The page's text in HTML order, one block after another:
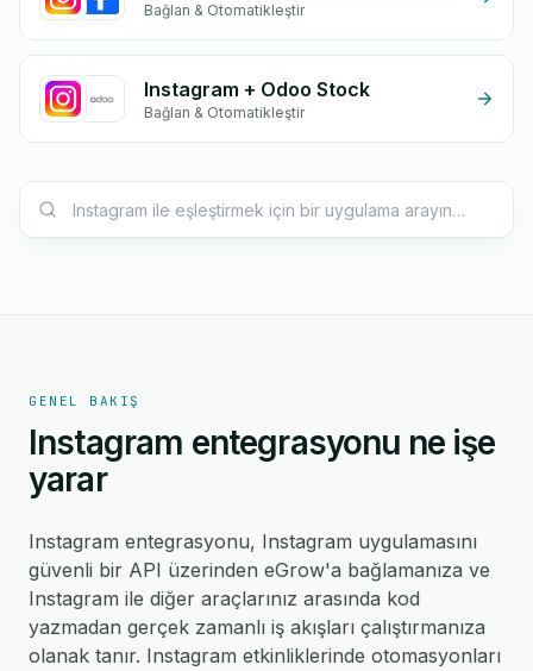
Bağlan & Otomatikleştir
Instagram + Odoo Stock
Bağlan & Otomatikleştir
GENEL BAKIŞ
Instagram entegrasyonu ne işe
yarar
Instagram entegrasyonu, Instagram uygulamasını
güvenli bir API üzerinden eGrow'a bağlamanıza ve
Instagram ile diğer araçlarınız arasında kod
yazmadan gerçek zamanlı iş akışları çalıştırmanıza
olanak tanır. Instagram etkinliklerinde otomasyonları